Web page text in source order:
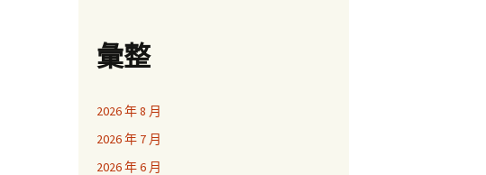
彙整
2026 年 8 月
2026 年 7 月
2026 年 6 月